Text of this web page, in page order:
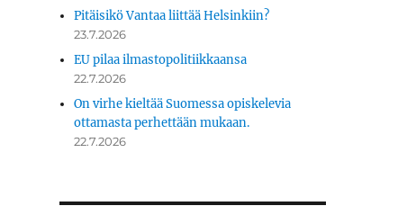
Pitäisikö Vantaa liittää Helsinkiin?
23.7.2026
EU pilaa ilmastopolitiikkaansa
22.7.2026
On virhe kieltää Suomessa opiskelevia
ottamasta perhettään mukaan.
22.7.2026